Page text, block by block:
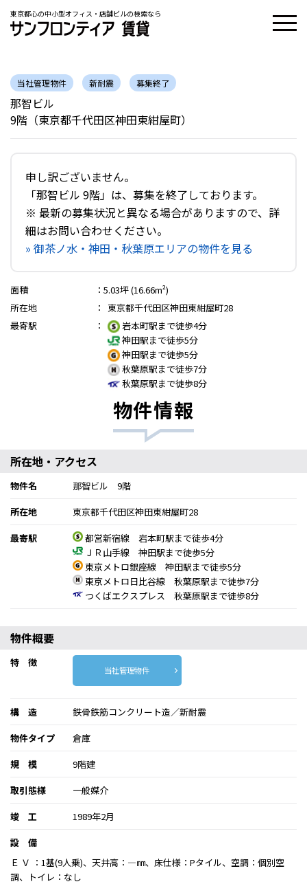
東京都心の中小型オフィス・店舗ビルの検索なら
当社管理物件 新耐震 募集終了
那智ビル
9階（東京都千代田区神田東紺屋町）
申し訳ございません。
「那智ビル 9階」は、募集を終了しております。
※ 最新の募集状況と異なる場合がありますので、詳
細はお問い合わせください。
» 御茶ノ水・神田・秋葉原エリアの物件を見る
面積 ： 5.03坪 (16.66m²)
所在地
：
東京都千代田区神田東紺屋町28
最寄駅
：
岩本町駅まで徒歩4分
神田駅まで徒歩5分
神田駅まで徒歩5分
秋葉原駅まで徒歩7分
秋葉原駅まで徒歩8分
物件情報
所在地・アクセス
物件名
那智ビル 9階
所在地
東京都千代田区神田東紺屋町28
最寄駅
都営新宿線 岩本町駅まで徒歩4分
ＪＲ山手線 神田駅まで徒歩5分
東京メトロ銀座線 神田駅まで徒歩5分
東京メトロ日比谷線 秋葉原駅まで徒歩7分
つくばエクスプレス 秋葉原駅まで徒歩8分
物件概要
特 徴
当社管理物件
構 造
鉄骨鉄筋コンクリート造／新耐震
物件タイプ
倉庫
規 模
9階建
取引態様
一般媒介
竣 工
1989年2月
設 備
Ｅ Ｖ ：1基(9人乗)、天井高：―㎜、床仕様：Pタイル、空調：個別空
調、トイレ：なし